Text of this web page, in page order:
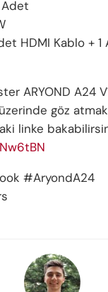
Adet
HDMI Kablo +
ARYOND A24
göz
linke
#AryondA24